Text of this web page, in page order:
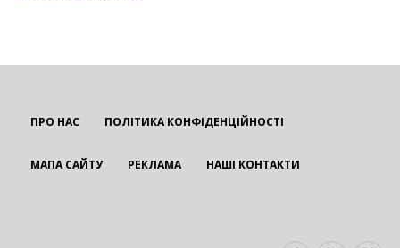
ПРО НАС ПОЛІТИКА КОНФІДЕНЦІЙНОСТІ
МАПА САЙТУ РЕКЛАМА НАШІ КОНТАКТИ